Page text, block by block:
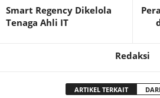
Smart Regency Dikelola
Tenaga Ahli IT
Redaksi
ARTIKEL TERKAIT